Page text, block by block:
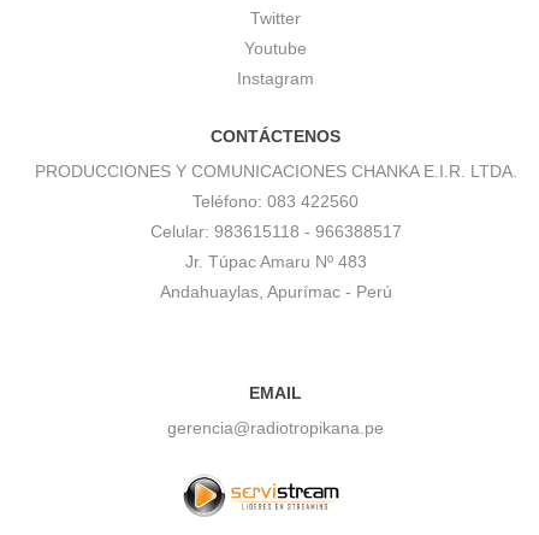
Twitter
Youtube
Instagram
CONTÁCTENOS
PRODUCCIONES Y COMUNICACIONES CHANKA E.I.R. LTDA.
Teléfono: 083 422560
Celular: 983615118 - 966388517
Jr. Túpac Amaru Nº 483
Andahuaylas, Apurímac - Perú
EMAIL
gerencia@radiotropikana.pe